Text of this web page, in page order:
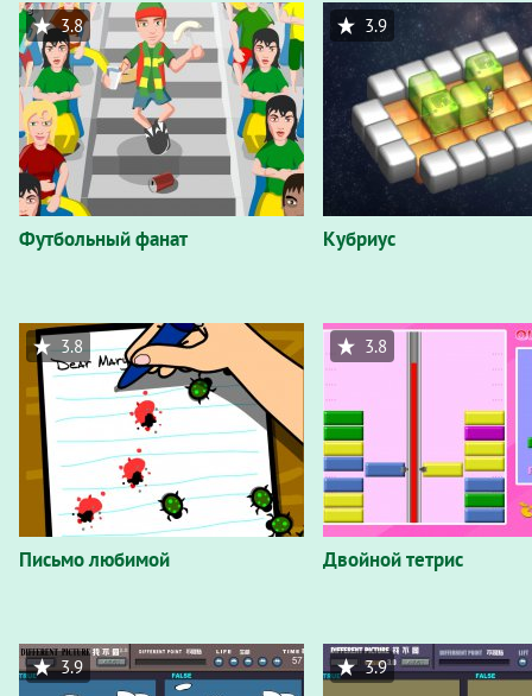
Футбольный фанат
3.8
Кубриус
3.9
Письмо любимой
3.8
Двойной тетрис
3.8
3.9 3.9